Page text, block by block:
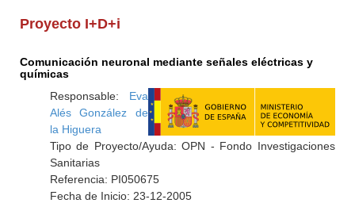
Proyecto I+D+i
Comunicación neuronal mediante señales eléctricas y
químicas
Responsable: Eva
Alés González de
la Higuera
Tipo de Proyecto/Ayuda: OPN - Fondo Investigaciones
Sanitarias
Referencia: PI050675
Fecha de Inicio: 23-12-2005